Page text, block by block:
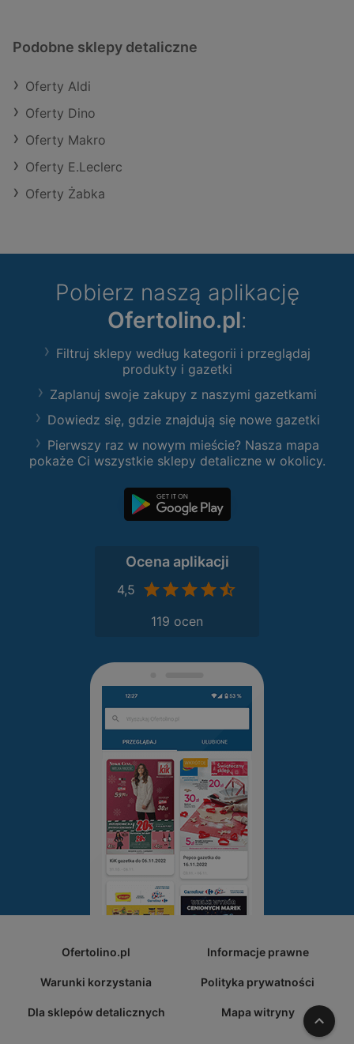
Podobne sklepy detaliczne
Oferty Aldi
Oferty Dino
Oferty Makro
Oferty E.Leclerc
Oferty Żabka
Pobierz naszą aplikację
Ofertolino.pl:
Filtruj sklepy według kategorii i przeglądaj
produkty i gazetki
Zaplanuj swoje zakupy z naszymi gazetkami
Dowiedz się, gdzie znajdują się nowe gazetki
Pierwszy raz w nowym mieście? Nasza mapa
pokaże Ci wszystkie sklepy detaliczne w okolicy.
Ocena aplikacji
4,5
119 ocen
Ofertolino.pl Informacje prawne
Warunki korzystania Polityka prywatności
Dla sklepów detalicznych Mapa witryny W